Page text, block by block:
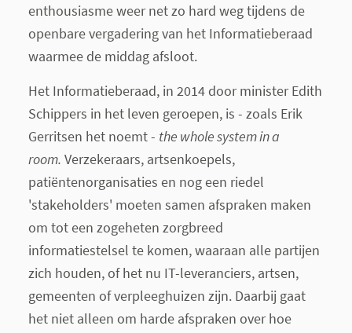
enthousiasme weer net zo hard weg tijdens de
openbare vergadering van het Informatieberaad
waarmee de middag afsloot.
Het Informatieberaad, in 2014 door minister Edith
Schippers in het leven geroepen, is - zoals Erik
Gerritsen het noemt - the whole system in a
room. Verzekeraars, artsenkoepels,
patiëntenorganisaties en nog een riedel
'stakeholders' moeten samen afspraken maken
om tot een zogeheten zorgbreed
informatiestelsel te komen, waaraan alle partijen
zich houden, of het nu IT-leveranciers, artsen,
gemeenten of verpleeghuizen zijn. Daarbij gaat
het niet alleen om harde afspraken over hoe